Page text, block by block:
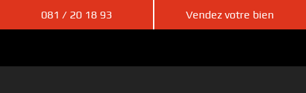
081 / 20 18 93 Vendez votre bien